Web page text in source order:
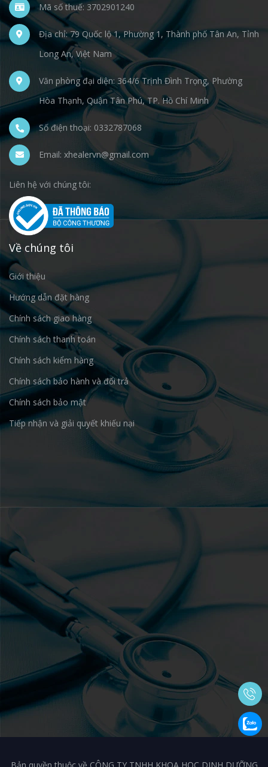
Mã số thuế: 3702901240
Địa chỉ: 79 Quốc lộ 1, Phường 1, Thành phố Tân An, Tỉnh
Long An, Việt Nam
Văn phòng đại diện: 364/6 Trịnh Đình Trọng, Phường
Hòa Thạnh, Quận Tân Phú, TP. Hồ Chí Minh
Số điện thoại: 0332787068
Email: xhealervn@gmail.com
Liên hệ với chúng tôi:
Về chúng tôi
Giới thiệu
Hướng dẫn đặt hàng
Chính sách giao hàng
Chính sách thanh toán
Chính sách kiểm hàng
Chính sách bảo hành và đổi trả
Chính sách bảo mật
Tiếp nhận và giải quyết khiếu nại